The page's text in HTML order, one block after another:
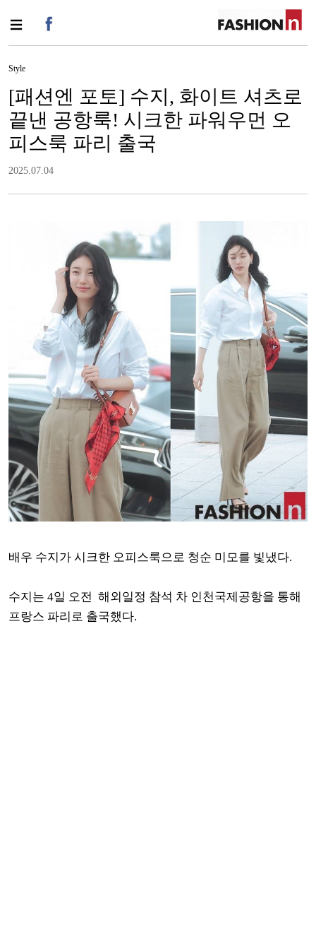
Style
[패션엔 포토] 수지, 화이트 셔츠로
끝낸 공항룩! 시크한 파워우먼 오
피스룩 파리 출국
2025.07.04
배우 수지가 시크한 오피스룩으로 청순 미모를 빛냈다.
수지는 4일 오전 해외일정 참석 차 인천국제공항을 통해
프랑스 파리로 출국했다.